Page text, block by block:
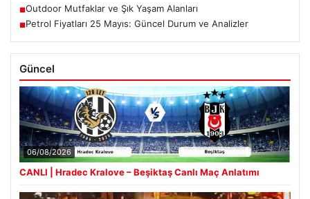
■Outdoor Mutfaklar ve Şık Yaşam Alanları
■Petrol Fiyatları 25 Mayıs: Güncel Durum ve Analizler
Güncel
06/08/2026
CANLI | Hradec Kralove – Beşiktaş Canlı Maç Anlatımı